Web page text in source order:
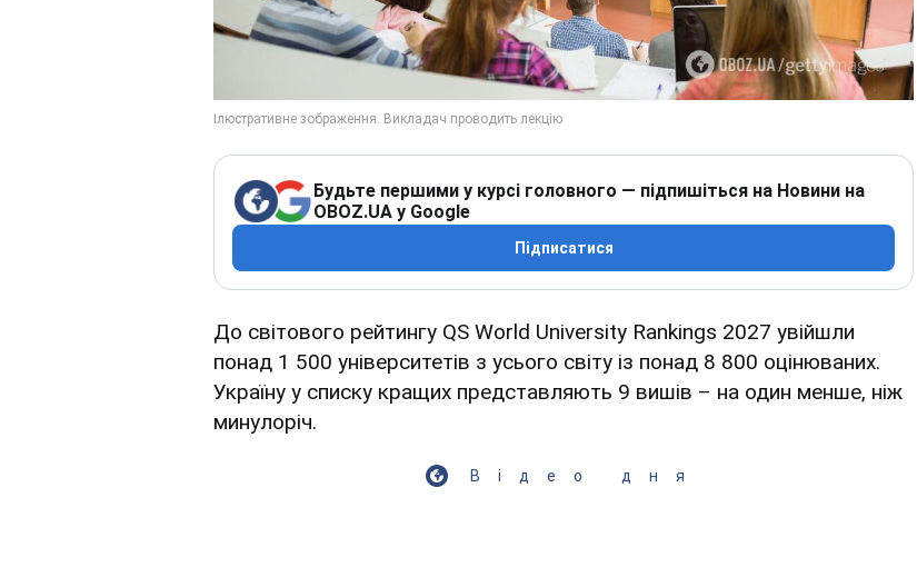
Будьте першими у курсі головного — підпишіться на Новини на
OBOZ.UA у Google
Підписатися
До світового рейтингу QS World University Rankings 2027 увійшли
понад 1 500 університетів з усього світу із понад 8 800 оцінюваних.
Україну у списку кращих представляють 9 вишів – на один менше, ніж
минулоріч.
Відео дня